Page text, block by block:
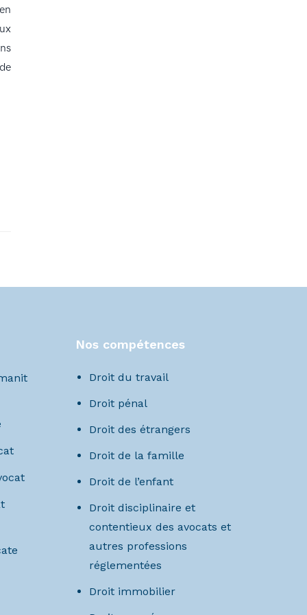
Nos compétences
Droit du travail
Droit pénal
Droit des étrangers
Droit de la famille
Droit de l’enfant
Droit disciplinaire et
contentieux des avocats et
autres professions
réglementées
Droit immobilier